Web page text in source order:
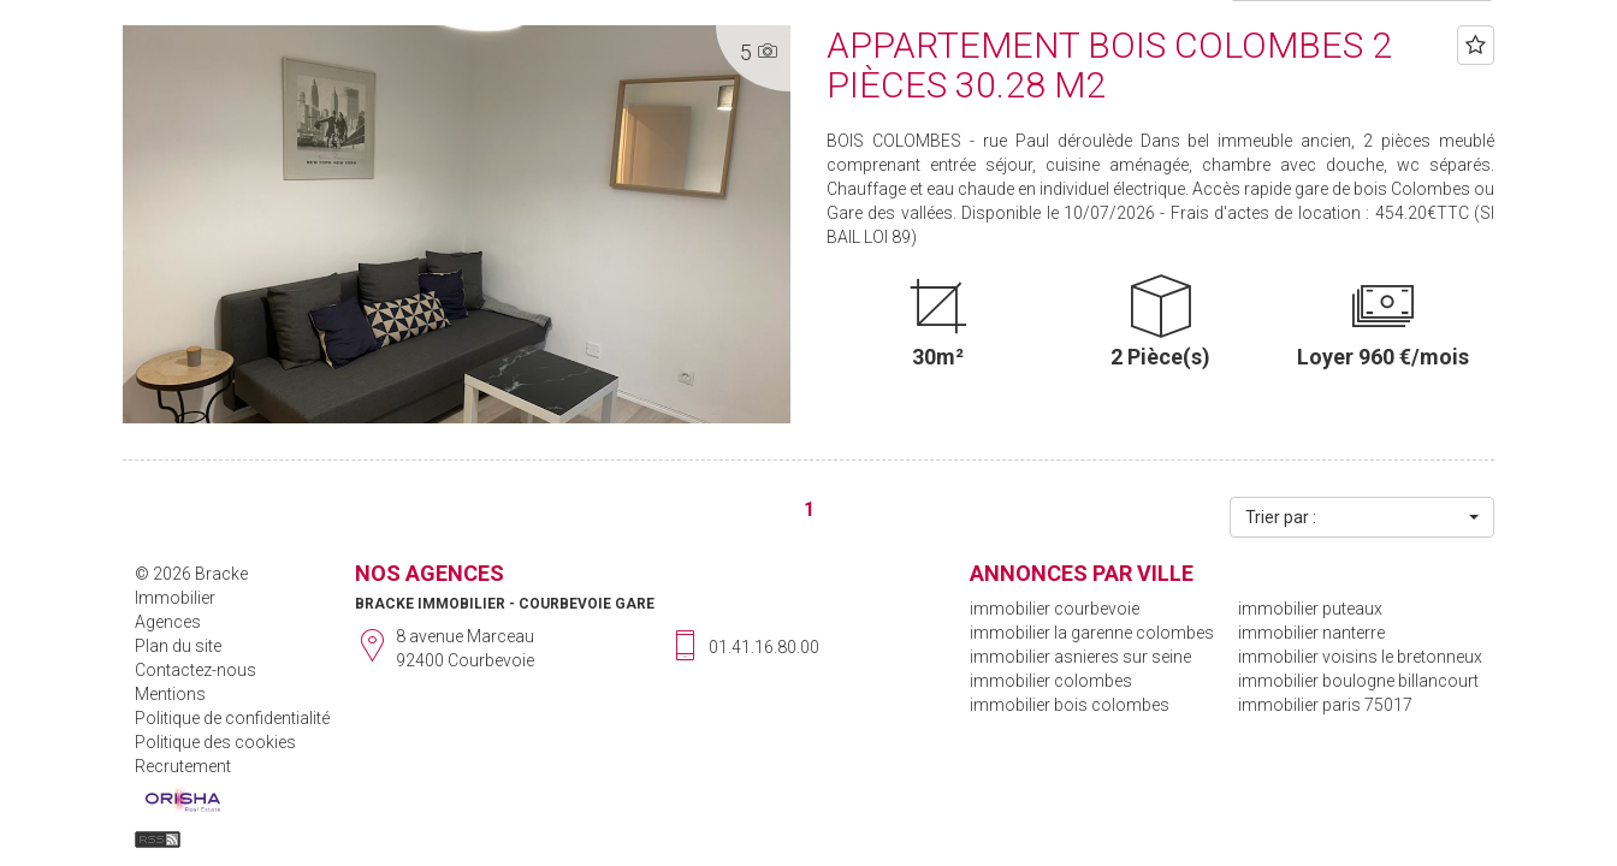
5
APPARTEMENT BOIS COLOMBES 2
PIÈCES 30.28 M2
BOIS COLOMBES - rue Paul déroulède Dans bel immeuble ancien, 2 pièces meublé
comprenant entrée séjour, cuisine aménagée, chambre avec douche, wc séparés.
Chauffage et eau chaude en individuel électrique. Accès rapide gare de bois Colombes ou
Gare des vallées. Disponible le 10/07/2026 - Frais d'actes de location : 454.20€TTC (SI
BAIL LOI 89)
30m² 2 Pièce(s) Loyer 960 €/mois
1 Trier par :
© 2026 Bracke
Immobilier
Agences
Plan du site
Contactez-nous
Mentions
Politique de confidentialité
Politique des cookies
Recrutement
NOS AGENCES
BRACKE IMMOBILIER - COURBEVOIE GARE
8 avenue Marceau
92400 Courbevoie
01.41.16.80.00
ANNONCES PAR VILLE
immobilier courbevoie
immobilier la garenne colombes
immobilier asnieres sur seine
immobilier colombes
immobilier bois colombes
immobilier puteaux
immobilier nanterre
immobilier voisins le bretonneux
immobilier boulogne billancourt
immobilier paris 75017